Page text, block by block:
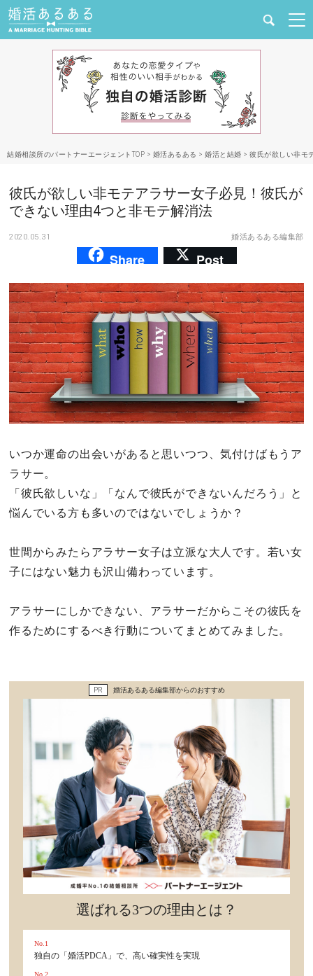
婚活と結婚
合コン・街コン
マッチングアプリ
あるある
その他
ドキドキ
仕事とキャリア
特集
占い・診断
グルメ
セックスライフ
心の処方箋
カルチャー・トレンド・芸能
驚き
結婚相談所のパートナーエージェントTOP > 婚活あるある > 婚活と結婚 > 彼氏が欲しい非モ
彼氏が欲しい非モテアラサー女子必見！彼氏が
できない理由4つと非モテ解消法
2020.05.31 婚活あるある編集部
Share Post
いつか運命の出会いがあると思いつつ、気付けばもうア
ラサー。
「彼氏欲しいな」「なんで彼氏ができないんだろう」と
悩んでいる方も多いのではないでしょうか？
世間からみたらアラサー女子は立派な大人です。若い女
子にはない魅力も沢山備わっています。
アラサーにしかできない、アラサーだからこその彼氏を
作るためにするべき行動についてまとめてみました。
PR 婚活あるある編集部からのおすすめ
選ばれる3つの理由とは？
No.1
独自の「婚活PDCA」で、高い確実性を実現
No.2